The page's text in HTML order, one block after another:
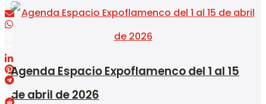
Agenda Espacio Expoflamenco del 1 al 15
de abril de 2026